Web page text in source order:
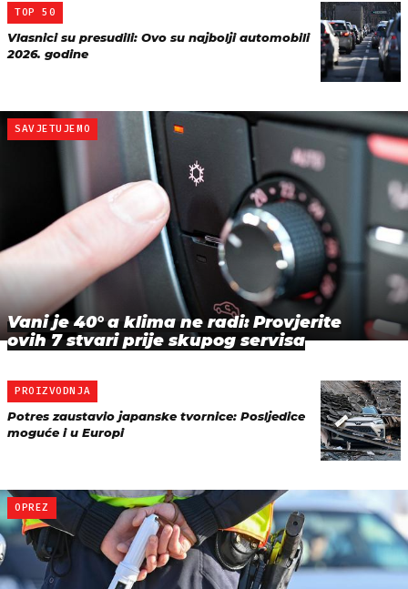
TOP 50
Vlasnici su presudili: Ovo su najbolji automobili
2026. godine
SAVJETUJEMO
Vani je 40° a klima ne radi: Provjerite
ovih 7 stvari prije skupog servisa
PROIZVODNJA
Potres zaustavio japanske tvornice: Posljedice
moguće i u Europi
OPREZ